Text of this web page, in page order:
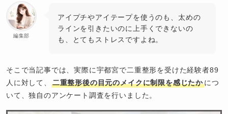
編集部
アイプチやアイテープを使うのも、太めの
ラインを引きたいのに上手くできないの
も、とてもストレスですよね。
そこで当記事では、実際に宇都宮で二重整形を受けた経験者89
人に対して、
二重整形後の目元のメイクに制限を感じたかにつ
いて、独自のアンケート調査を行いました。